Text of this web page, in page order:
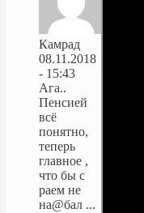
Камрад
08.11.2018
- 15:43
Ага..
Пенсией
всё
понятно,
теперь
главное ,
что бы с
раем не
на@бал ...